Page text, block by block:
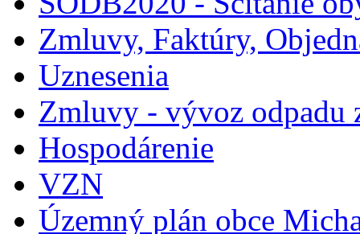
Zmluvy, Faktúry,
Uznesenia
Zmluvy - vývoz odpadu
Hospodárenie
VZN
Územný plán obce